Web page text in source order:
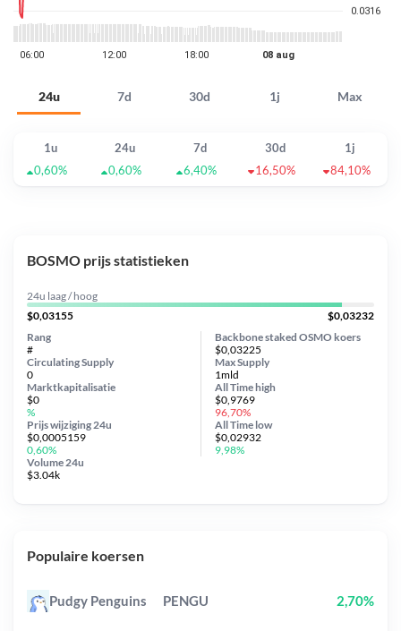
24u 7d 30d 1j Max
1u 24u 7d 30d
1j
0,60%
0,60% 6,40% 16,50% 84,10%
BOSMO prijs statistieken
24u laag / hoog
$0,03155
$0,03232
Backbone staked OSMO koers
$0,03225
Circulating Supply
0
Prijs wijziging 24u
$0,0005159
0,60%
Max Supply
1mld
Marktkapitalisatie
$0
%
Volume 24u
$3.04k
Rang
#
All Timehigh
$0,9769
96,70%
All Time low
$0,02932
9,98%
Populaire koersen
Pudgy Penguins PENGU 2,70%